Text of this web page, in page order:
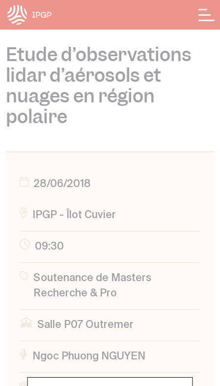
Etude d’observations
lidar d’aérosols et
nuages en région
polaire
28/06/2018
IPGP - Îlot Cuvier
09:30
Soutenance de Masters
Recherche & Pro
Salle P07 Outremer
Ngoc Phuong NGUYEN
Panneau de gestion des cookies